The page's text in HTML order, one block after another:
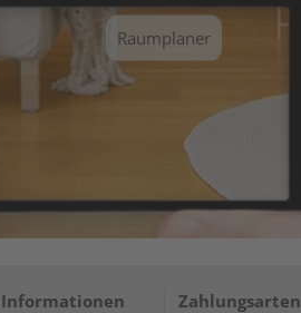
Raumplaner
Zahlungsarten